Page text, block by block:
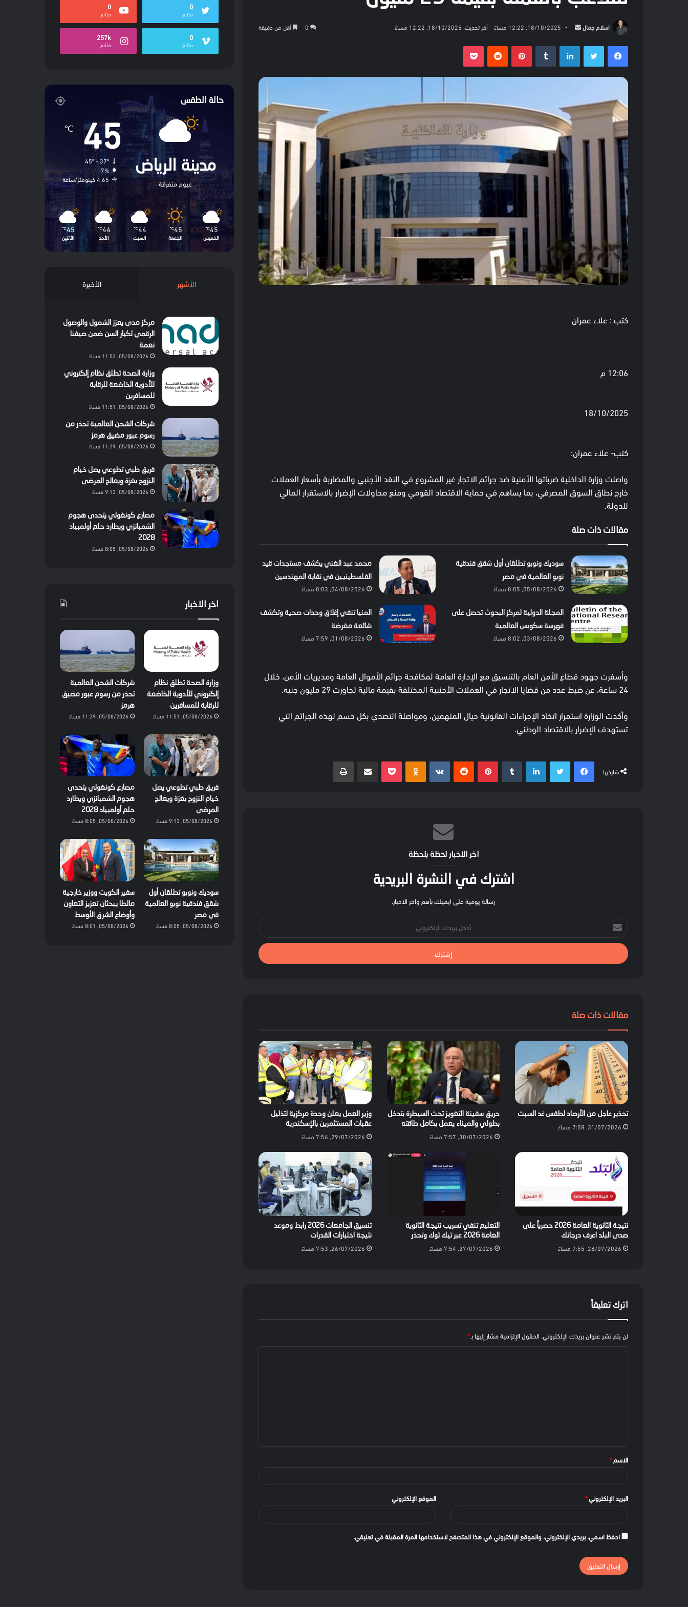
اسلام جمال
أرسل
إلكترونيا
18/10/2025, 12:22 مساءً آخر تحديث: 18/10/2025, 12:22 مساءً 0 أقل من دقيقة
فيسبوكتويتر لينكدإن بينتيريست بوكيت
كتب : علاء عمران
12:06 م
18/10/2025
كتب- علاء عمران:
واصلت وزارة الداخلية ضرباتها الأمنية ضد جرائم الاتجار غير المشروع في النقد الأجنبي والمضاربة بأسعار العملات
خارج نطاق السوق المصرفي، بما يساهم في حماية الاقتصاد القومي ومنع محاولات الإضرار بالاستقرار المالي
للدولة.
مقالات ذات صلة
سوديك ونوبو تطلقان أول شقق فندقية
نوبو العالمية في مصر
05/08/2026, 8:05 مساءً
محمد عبد الغني يكشف مستجدات قيد
الفلسطينيين في نقابة المهندسين
04/08/2026, 8:03 مساءً
المجلة الدولية لمركز البحوث تحصل على
فهرسة سكوبس العالمية
03/08/2026, 8:02 مساءً
المنيا تنفي إغلاق وحدات صحية وتكشف
شائعة مغرضة
01/08/2026, 7:59 مساءً
وأسفرت جهود قطاع الأمن العام بالتنسيق مع الإدارة العامة لمكافحة جرائم الأموال العامة ومديريات الأمن، خلال
24 ساعة، عن ضبط عدد من قضايا الاتجار في العملات الأجنبية المختلفة بقيمة مالية تجاوزت 29 مليون جنيه.
وأكدت الوزارة استمرار اتخاذ الإجراءات القانونية حيال المتهمين، ومواصلة التصدي بكل حسم لهذه الجرائم التي
تستهدف الإضرار بالاقتصاد الوطني.
شاركها
فيسبوكتويتر لينكدإن بينتيريست Odnoklassniki
بوكيت مشاركة عبر البريد طباعة
اخر الاخبار لحظة بلحظة
اشترك في النشرة البريدية
رسالة يومية على ايميلك بأهم واخر الاخبار.
بريدك
الإلكتروني
مقالات ذات صلة
تحذير عاجل من الأرصاد لطقس غد السبت
31/07/2026, 7:58 مساءً
حريق سفينة التغويز تحت السيطرة بتدخل
بطولي والميناء يعمل بكامل طاقته
30/07/2026, 7:57 مساءً
وزير العمل يعلن وحدة مركزية لتذليل
عقبات المستثمرين بالإسكندرية
29/07/2026, 7:56 مساءً
نتيجة الثانوية العامة 2026 حصرياً على
صدى البلد اعرف درجاتك
28/07/2026, 7:55 مساءً
التعليم تنفي تسريب نتيجة الثانوية
العامة 2026 عبر تيك توك وتحذر
27/07/2026, 7:54 مساءً
تنسيق الجامعات 2026 رابط وموعد
نتيجة اختبارات القدرات
26/07/2026, 7:53 مساءً
اترك تعليقاً
لن يتم نشر عنوان بريدك الإلكتروني. الحقول الإلزامية مشار إليها بـ*
الاسم*
البريد الإلكتروني* الموقع الإلكتروني
احفظ اسمي، بريدي الإلكتروني، والموقع الإلكتروني في هذا المتصفح لاستخدامها المرة المقبلة في تعليقي.
0
متابع
0
متابع
0
متابع
257k
متابع
حالة الطقس
مدينة الرياض
غيوم متفرقة
45
℃
45º - 37º
7%
4.65 كيلومتر/ساعة
45
℃
الخميس
45
℃
الجمعة
44
℃
السبت
44
℃
الأحد
45
℃
الأثنين
الأشهر الأخيرة
مركز مدى يعزز الشمول والوصول
الرقمي لكبار السن ضمن صيفنا
نعمة
05/08/2026, 11:52 مساءً
وزارة الصحة تطلق نظام إلكتروني
للأدوية الخاضعة للرقابة
للمسافرين
05/08/2026, 11:51 مساءً
شركات الشحن العالمية تحذر من
رسوم عبور مضيق هرمز
05/08/2026, 11:29 مساءً
فريق طبي تطوعي يصل خيام
النزوح بغزة ويعالج المرضى
05/08/2026, 9:13 مساءً
مصارع كونغولي يتحدى هجوم
الشمبانزي ويطارد حلم أولمبياد
2028
05/08/2026, 8:05 مساءً
اخر الاخبار
وزارة الصحة تطلق نظام
إلكتروني للأدوية الخاضعة
للرقابة للمسافرين
05/08/2026, 11:51 مساءً
شركات الشحن العالمية
تحذر من رسوم عبور مضيق
هرمز
05/08/2026, 11:29 مساءً
فريق طبي تطوعي يصل
خيام النزوح بغزة ويعالج
المرضى
05/08/2026, 9:13 مساءً
مصارع كونغولي يتحدى
هجوم الشمبانزي ويطارد
حلم أولمبياد 2028
05/08/2026, 8:05 مساءً
سوديك ونوبو تطلقان أول
شقق فندقية نوبو العالمية
في مصر
05/08/2026, 8:05 مساءً
سفير الكويت ووزير خارجية
مالطا يبحثان تعزيز التعاون
وأوضاع الشرق الأوسط
05/08/2026, 8:01 مساءً